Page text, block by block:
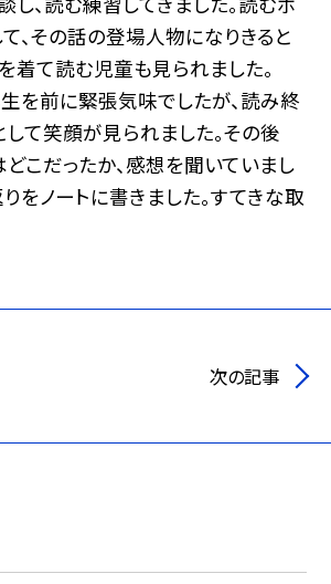
、その話の登場人物になりきると
着て読む児童も見られました。
を前に緊張気味でしたが、読み終
て笑顔が見られました。その後
こだったか、感想を聞いていまし
をノートに書きました。すてきな取
次の記事